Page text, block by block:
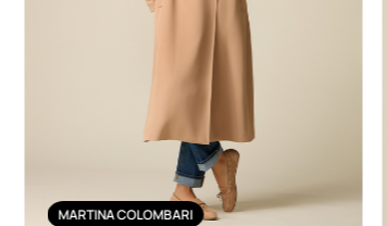
MARTINA COLOMBARI